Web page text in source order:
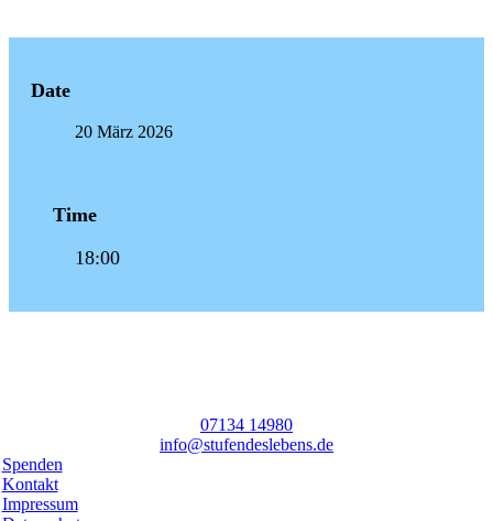
Date
20 März 2026
Time
18:00
07134 14980
info@stufendeslebens.de
Spenden
Kontakt
Impressum